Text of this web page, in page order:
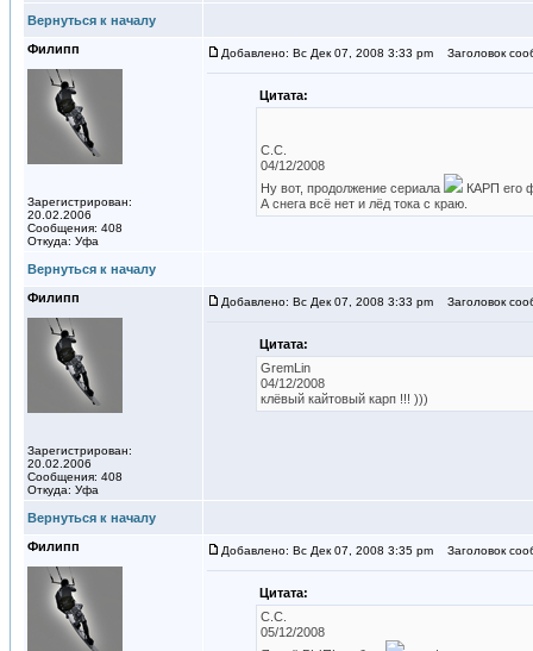
Вернуться к началу
Филипп
Зарегистрирован:
20.02.2006
Сообщения: 408
Откуда: Уфа
Добавлено: Вс Дек 07, 2008 3:33 pm Заголовок
Цитата:
C.C.
04/12/2008
Ну вот, продолжение сериала
КАРП его
А снега всё нет и лёд тока с краю.
Вернуться к началу
Филипп
Зарегистрирован:
20.02.2006
Сообщения: 408
Откуда: Уфа
Добавлено: Вс Дек 07, 2008 3:33 pm Заголовок
Цитата:
GremLin
04/12/2008
клёвый кайтовый карп !!! )))
Вернуться к началу
Филипп
Добавлено: Вс Дек 07, 2008 3:35 pm Заголовок
Цитата:
C.C.
05/12/2008